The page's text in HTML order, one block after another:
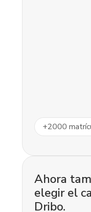
+2000
Ahora
elegir el
Dribo.